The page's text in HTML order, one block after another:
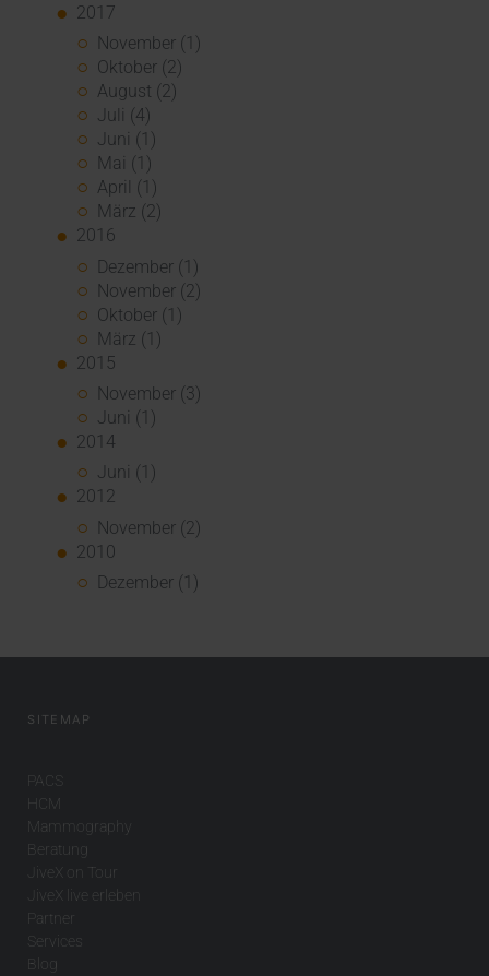
2017
November (1)
Oktober (2)
August (2)
Juli (4)
Juni (1)
Mai (1)
April (1)
März (2)
2016
Dezember (1)
November (2)
Oktober (1)
März (1)
2015
November (3)
Juni (1)
2014
Juni (1)
2012
November (2)
2010
Dezember (1)
SITEMAP
PACS
HCM
Mammography
Beratung
JiveX on Tour
JiveX live erleben
Partner
Services
Blog